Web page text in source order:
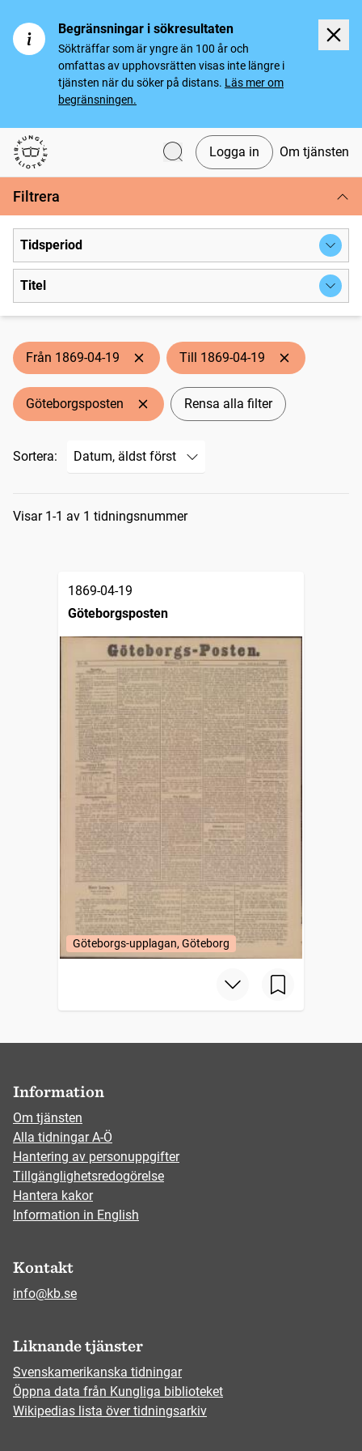
Begränsningar i sökresultaten
Sökträffar som är yngre än 100 år och
omfattas av upphovsrätten visas inte längre i
tjänsten när du söker på distans. Läs mer om
begränsningen.
Svenska tidningar
Logga in Om tjänsten
Filtrera
Tidsperiod
Titel
Från 1869-04-19 Till 1869-04-19
Göteborgsposten Rensa alla filter
Sortera:
Sökresultat
Visar 1-1 av 1 tidningsnummer
1869-04-19
Göteborgsposten
Göteborgs-upplagan, Göteborg
Information
Om tjänsten
Alla tidningar A-Ö
Hantering av personuppgifter
Tillgänglighetsredogörelse
Hantera kakor
Information in English
Kontakt
info@kb.se
Liknande tjänster
Svenskamerikanska tidningar
Öppna data från Kungliga biblioteket
Wikipedias lista över tidningsarkiv